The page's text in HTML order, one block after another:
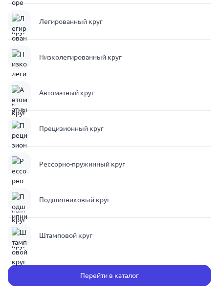
Легированный круг
Низколегированный круг
Автоматный круг
Прецизионный круг
Рессорно-пружинный круг
Подшипниковый круг
Штамповой круг
Перейти в каталог